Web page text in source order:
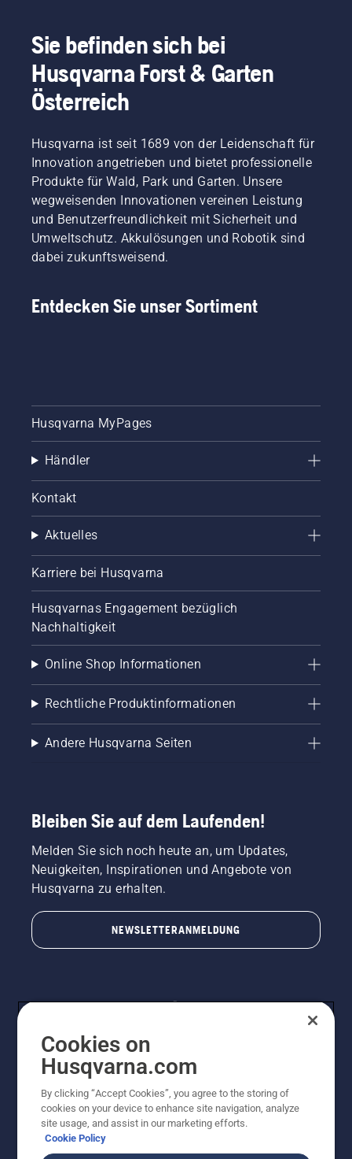
Sie befinden sich bei
Husqvarna Forst & Garten
Österreich
Husqvarna ist seit 1689 von der Leidenschaft für
Innovation angetrieben und bietet professionelle
Produkte für Wald, Park und Garten. Unsere
wegweisenden Innovationen vereinen Leistung
und Benutzerfreundlichkeit mit Sicherheit und
Umweltschutz. Akkulösungen und Robotik sind
dabei zukunftsweisend.
Entdecken Sie unser Sortiment
Husqvarna MyPages
Händler
Kontakt
Aktuelles
Karriere bei Husqvarna
Husqvarnas Engagement bezüglich
Nachhaltigkeit
Online Shop Informationen
Rechtliche Produktinformationen
Andere Husqvarna Seiten
Bleiben Sie auf dem Laufenden!
Melden Sie sich noch heute an, um Updates,
Neuigkeiten, Inspirationen und Angebote von
Husqvarna zu erhalten.
NEWSLETTERANMELDUNG
© Husqvarna AB (publ). Alle Rechte vorbehalten.
Preisänderungen, Irrtümer, Text- und Satzfehler sind
vorbehalten. Bei den Preisangaben handelt es sich um
unverbindliche Preisempfehlungen in Euro inkl. der
Cookies on
Husqvarna.com
By clicking “Accept Cookies”, you agree to the storing of
cookies on your device to enhance site navigation, analyze
site usage, and assist in our marketing efforts.
Cookie Policy